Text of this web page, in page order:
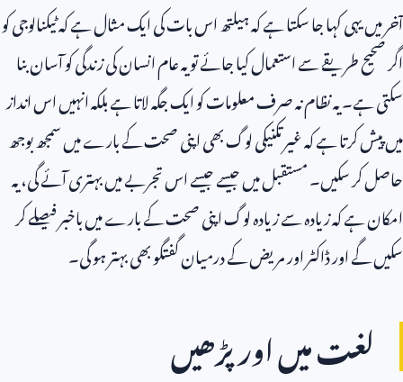
آخر میں یہی کہا جا سکتا ہے کہ ہیلتھ اس بات کی ایک مثال ہے کہ ٹیکنالوجی کو
اگر صحیح طریقے سے استعمال کیا جائے تو یہ عام انسان کی زندگی کو آسان بنا
سکتی ہے۔ یہ نظام نہ صرف معلومات کو ایک جگہ لاتا ہے بلکہ انہیں اس انداز
میں پیش کرتا ہے کہ غیر تکنیکی لوگ بھی اپنی صحت کے بارے میں سمجھ بوجھ
حاصل کر سکیں۔ مستقبل میں جیسے جیسے اس تجربے میں بہتری آئے گی، یہ
امکان ہے کہ زیادہ سے زیادہ لوگ اپنی صحت کے بارے میں باخبر فیصلے کر
سکیں گے اور ڈاکٹر اور مریض کے درمیان گفتگو بھی بہتر ہو گی۔
لغت میں اور پڑھیں